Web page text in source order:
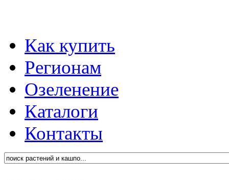
Как купить
Регионам
Озеленение
Каталоги
Контакты